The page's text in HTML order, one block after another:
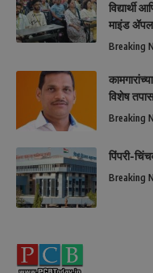
विद्यार्थी
माइंड
Breaking
विशेष
Breaking
पिंपरी-
Breaking